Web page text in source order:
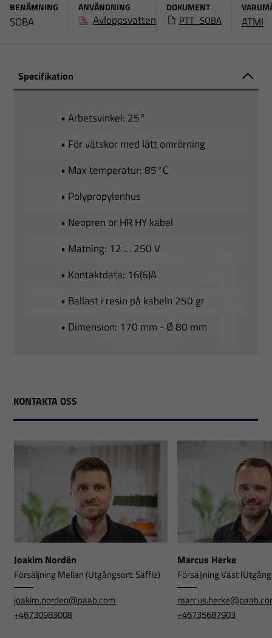
BENÄMNING
SOBA
ANVÄNDNING
Avloppsvatten
DOKUMENT
PTT_SOBA ATMI
Specifikation
• Arbetsvinkel: 25°
• För vätskor med lätt omrörning
• Max temperatur: 85°C
• Polypropylenhus
• Neopren or HR HY kabel
• Matning: 12 … 250 V
• Kontaktdata: 16(6)A
• Ballast i resin på kabeln 250 gr
• Dimension: 170 mm - Ø 80 mm
KONTAKTA OSS
Joakim Nordén
Försäljning Mellan (Utgångsort: Säffle)
joakim.norden@paab.com
+46730983008
Marcus Herke
Försäljning Väst
+46735687903